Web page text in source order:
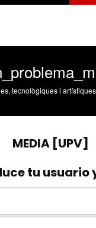
tecnològiques i